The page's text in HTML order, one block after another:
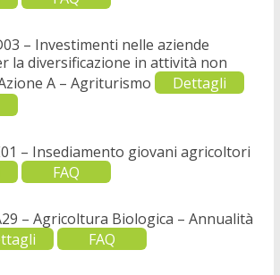
– Investimenti nelle aziende
la diversificazione in attività non
A – Agriturismo
Dettagli
– Insediamento giovani agricoltori
FAQ
– Agricoltura Biologica – Annualità
FAQ